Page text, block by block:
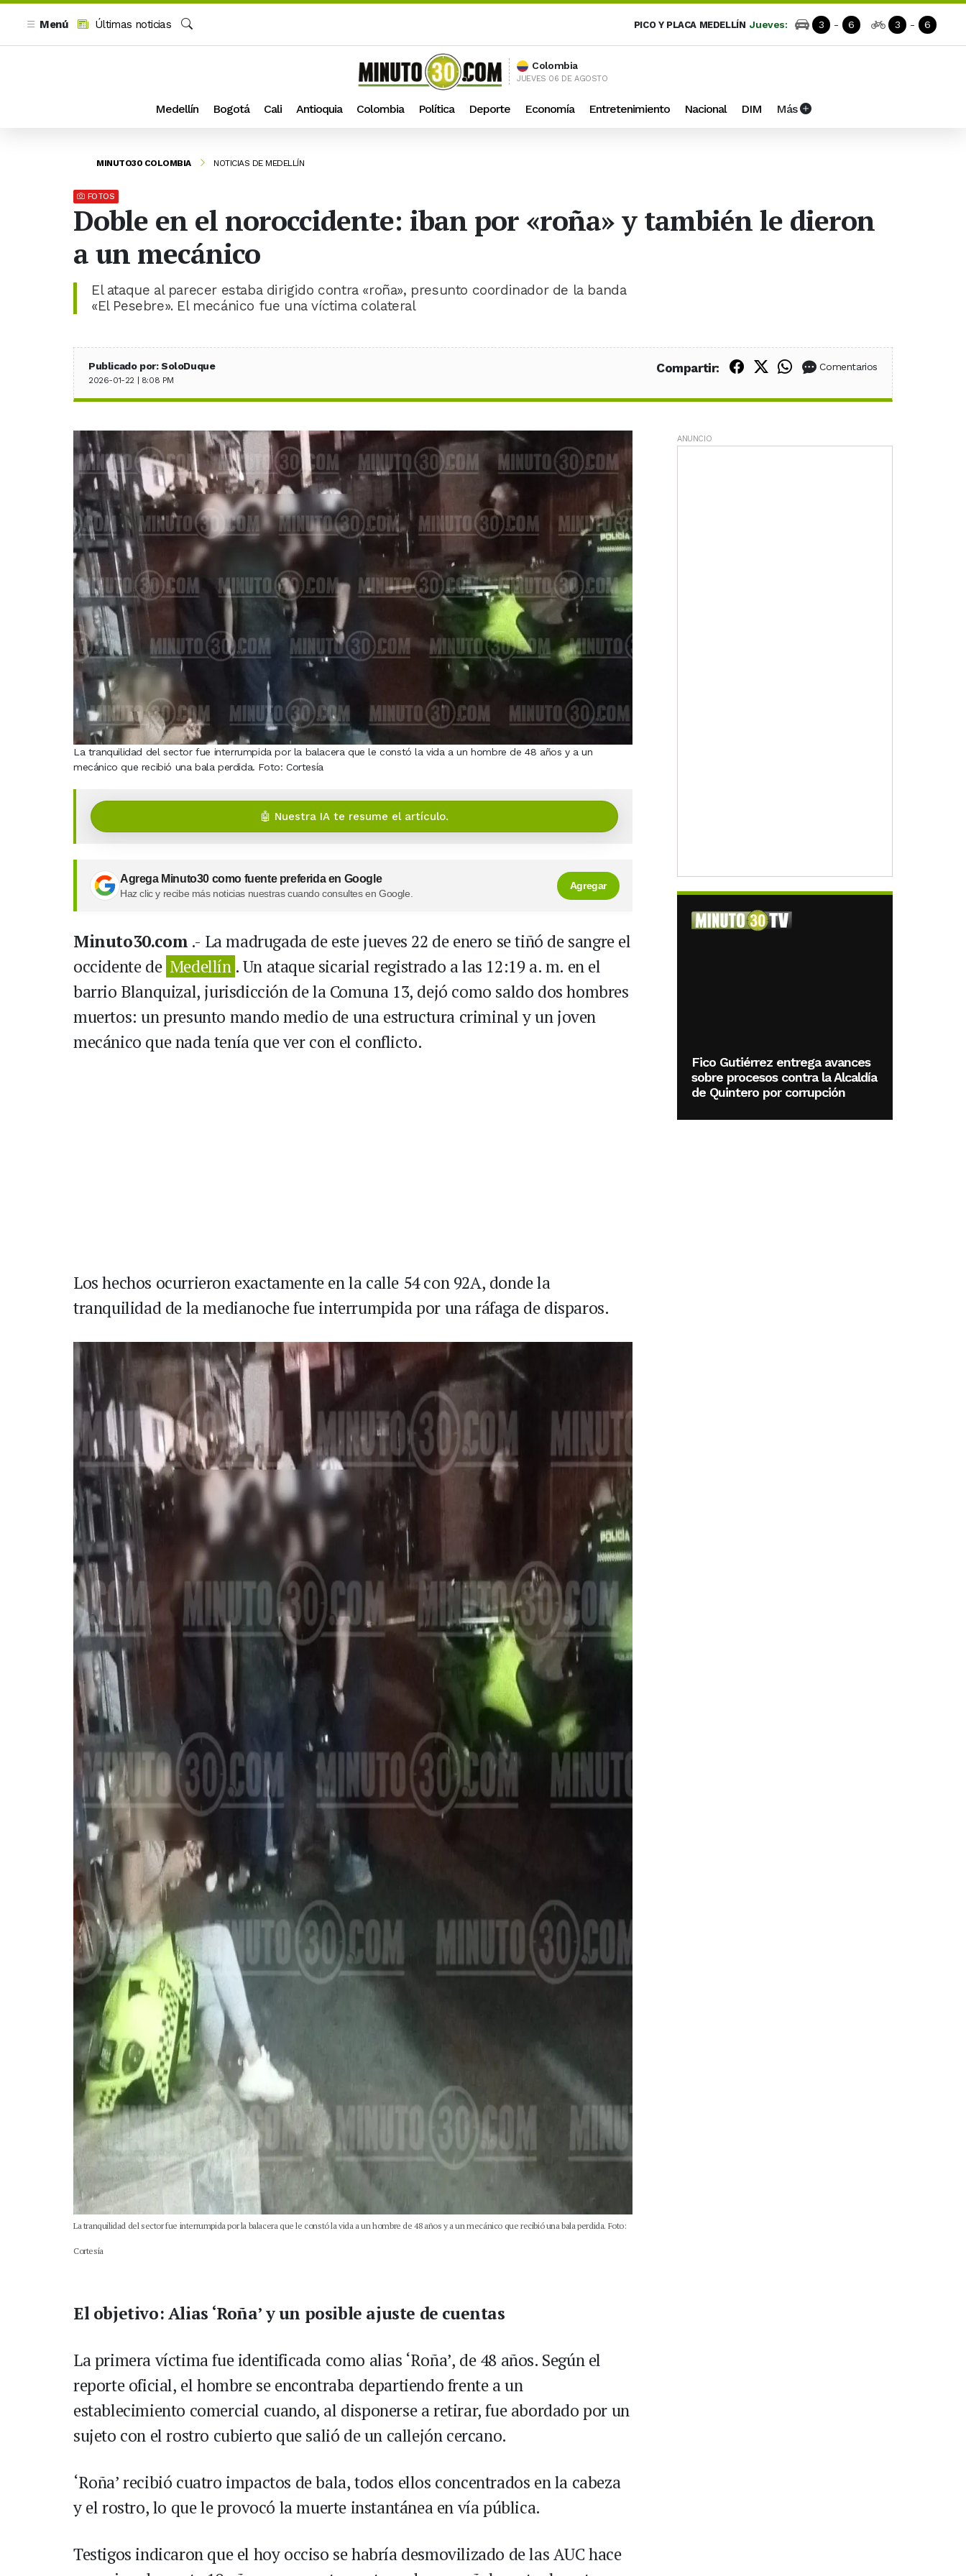
Menú
Últimas noticias
PICO Y PLACA MEDELLÍN Jueves: 3 - 6 3 - 6
Colombia
JUEVES 06 DE AGOSTO
Medellín Bogotá Cali Antioquia Colombia Política Deporte Economía Entretenimiento Nacional DIM Más
MINUTO30 COLOMBIA NOTICIAS DE MEDELLÍN
FOTOS
Doble en el noroccidente: iban por «roña» y también le dieron
a un mecánico
El ataque al parecer estaba dirigido contra «roña», presunto coordinador de la banda
«El Pesebre». El mecánico fue una víctima colateral
Publicado por: SoloDuque
2026-01-22 | 8:08 PM
Compartir: Compartir en Facebook
Compartir en X (Twitter)
Compartir en WhatsApp
Comentarios
La tranquilidad del sector fue interrumpida por la balacera que le constó la vida a un hombre de 48 años y a un
mecánico que recibió una bala perdida. Foto: Cortesía
🤖 Nuestra IA te resume el artículo.
Agrega Minuto30 como fuente preferida en Google
Haz clic y recibe más noticias nuestras cuando consultes en Google.
Agregar
Minuto30.com .- La madrugada de este jueves 22 de enero se tiñó de sangre el
occidente de Medellín . Un ataque sicarial registrado a las 12:19 a. m. en el
barrio Blanquizal, jurisdicción de la Comuna 13, dejó como saldo dos hombres
muertos: un presunto mando medio de una estructura criminal y un joven
mecánico que nada tenía que ver con el conflicto.
Los hechos ocurrieron exactamente en la calle 54 con 92A, donde la
tranquilidad de la medianoche fue interrumpida por una ráfaga de disparos.
La tranquilidad del sector fue interrumpida por la balacera que le constó la vida a un hombre de 48 años y a un mecánico que recibió una bala perdida. Foto:
Cortesía
El objetivo: Alias ‘Roña’ y un posible ajuste de cuentas
La primera víctima fue identificada como alias ‘Roña’, de 48 años. Según el
reporte oficial, el hombre se encontraba departiendo frente a un
establecimiento comercial cuando, al disponerse a retirar, fue abordado por un
sujeto con el rostro cubierto que salió de un callejón cercano.
‘Roña’ recibió cuatro impactos de bala, todos ellos concentrados en la cabeza
y el rostro, lo que le provocó la muerte instantánea en vía pública.
Testigos indicaron que el hoy occiso se habría desmovilizado de las AUC hace
ANUNCIO
Fico Gutiérrez entrega avances
sobre procesos contra la Alcaldía
de Quintero por corrupción